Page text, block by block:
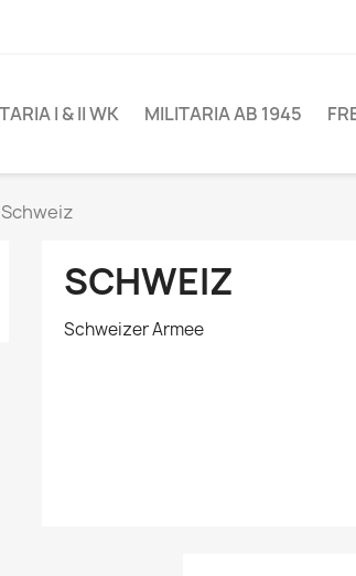
I & II WK MILITARIA AB 1945
Schweiz
SCHWEIZ
Schweizer Armee